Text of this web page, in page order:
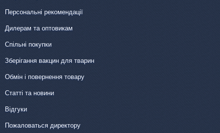
Персональні рекомендації
Дилерам та оптовикам
Спільні покупки
Зберігання вакцин для тварин
Обмін і повернення товару
Статті та новини
Відгуки
Пожаловаться директору